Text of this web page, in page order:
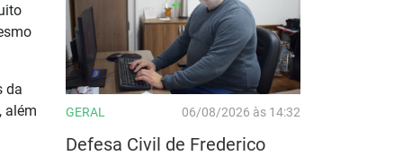
da
além
GERAL 06/08/2026 às 14:32
Defesa Civil de Frederico